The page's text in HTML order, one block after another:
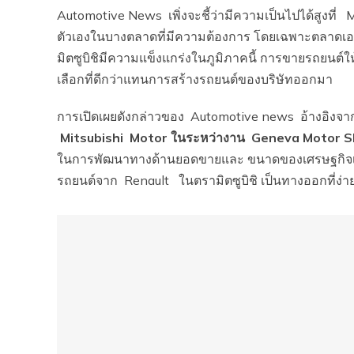
Automotive News เพิ่งจะชี้ว่ามีความเป็นไปได้สูง
ตัวเองในบางตลาดที่มีความต้องการ โดยเฉพาะตลาด
มิตซูบิชิมีความแข็งแกร่งในภูมิภาคนี้ การขายรถยน
เลือกที่ดีกว่าแทนการสร้างรถยนต์ของบริษัทออกมา
การเปิดเผยดังกล่าวของ Automotive news อ้างอิง
Mitsubishi Motor ในระหว่างาน Geneva Motor
ในการพัฒนาทางด้านยอดขายและ ขนาดของเศรษฐ
รถยนต์จาก Renault ในตรามิตซูบิชิ เป็นทางออกที่ง่